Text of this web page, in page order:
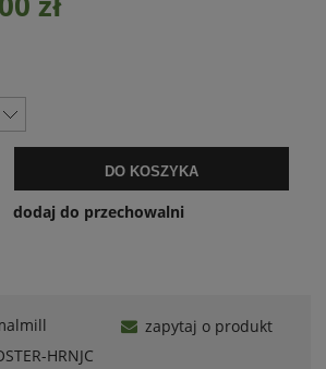
DO KOSZYKA
dodaj do przechowalni
HRNJC
zapytaj o produkt